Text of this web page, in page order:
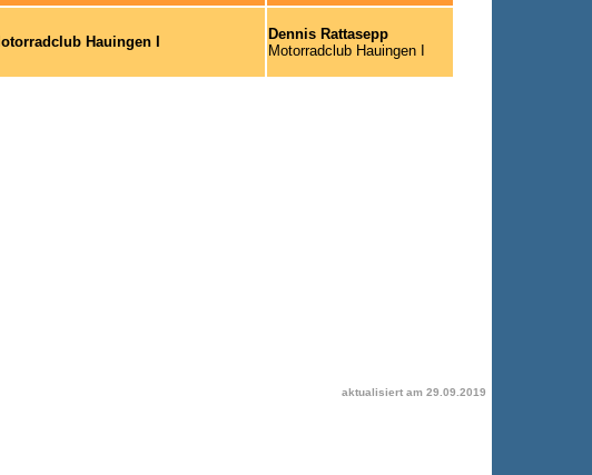
Hauingen I
Dennis Rattasepp
Motorradclub Hauingen I
aktualisiert am 29.09.2019